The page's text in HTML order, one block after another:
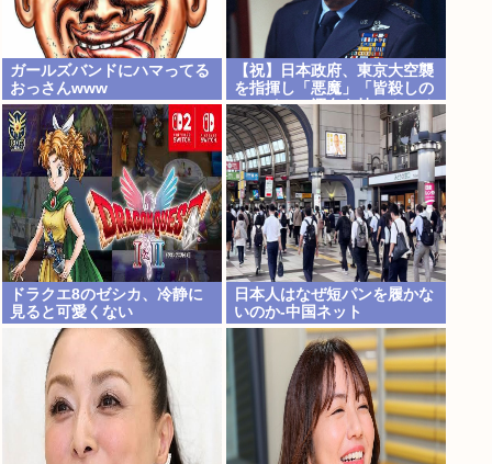
ガールズバンドにハマってる
おっさんwww
【祝】日本政府、東京大空襲
を指揮し「悪魔」「皆殺しの
ルメイ」の渾名を持つカーチ
ス・ルメイ米国空軍大将に勲
一等旭日大綬章を授与
ドラクエ8のゼシカ、冷静に
見ると可愛くない
日本人はなぜ短パンを履かな
いのか-中国ネット